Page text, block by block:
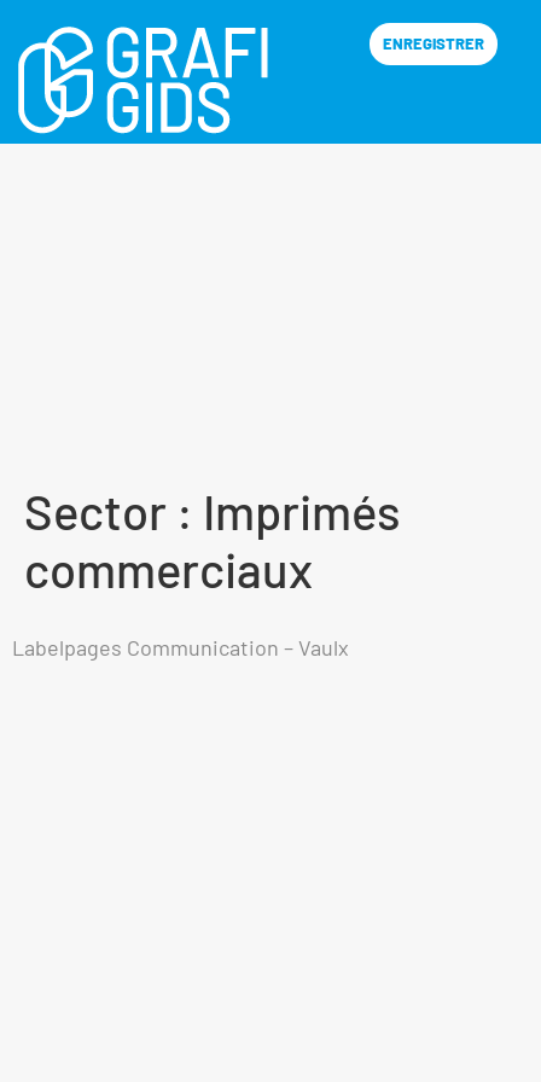
ENREGISTRER
Sector : Imprimés
commerciaux
Labelpages Communication – Vaulx